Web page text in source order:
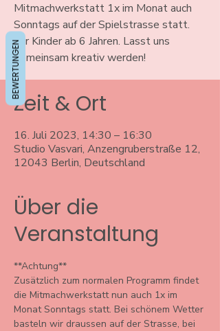
Mitmachwerkstatt 1x im Monat auch
Sonntags auf der Spielstrasse statt.
Für Kinder ab 6 Jahren. Lasst uns
gemeinsam kreativ werden!
Zeit & Ort
16. Juli 2023, 14:30 – 16:30
Studio Vasvari, Anzengruberstraße 12,
12043 Berlin, Deutschland
Über die
Veranstaltung
**Achtung**
Zusätzlich zum normalen Programm findet
die Mitmachwerkstatt nun auch 1x im
Monat Sonntags statt. Bei schönem Wetter
basteln wir draussen auf der Strasse, bei
BEWERTUNGEN